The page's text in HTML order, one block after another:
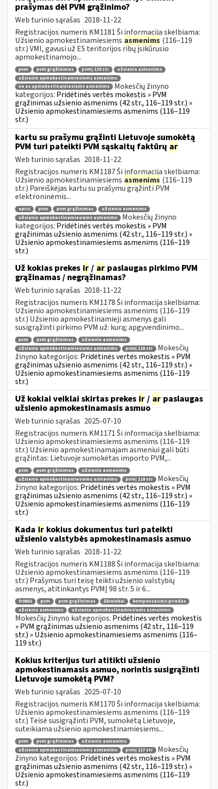
prašymas dėl PVM grąžinimo?
Web turinio sąrašas 2018-11-22
Registracijos numeris KM1181 Ši informacija skelbiama:
Užsienio apmokestinamiesiems asmenims (116–119
str.) VMI, gavusi už ES teritorijos ribų įsikūrusio
apmokestinamojo...
pvm pvm grąžinimas pvmį 119 str
užsienio asmenims
užsienio apmokestinamiesiems asmenims
ne es apmokestinamiesiems asmenims
Mokesčių žinyno
kategorijos: Pridėtinės vertės mokestis » PVM
grąžinimas užsienio asmenims (42 str., 116–119 str.) »
Užsienio apmokestinamiesiems asmenims (116–119
str.)
kartu su prašymu grąžinti Lietuvoje sumokėtą
PVM turi pateikti PVM sąskaitų faktūrų ar
Web turinio sąrašas 2018-11-22
Registracijos numeris KM1187 Ši informacija skelbiama:
Užsienio apmokestinamiesiems asmenims (116–119
str.) Pareiškėjas kartu su prašymu grąžinti PVM
elektroninėmis...
epris pvm pvm grąžinimas
užsienio asmenims
užsienio apmokestinamiesiems asmenims
Mokesčių žinyno
kategorijos: Pridėtinės vertės mokestis » PVM
grąžinimas užsienio asmenims (42 str., 116–119 str.) »
Užsienio apmokestinamiesiems asmenims (116–119
str.)
Už kokias prekes ir / ar paslaugas pirkimo PVM
grąžinamas / negrąžinamas?
Web turinio sąrašas 2018-11-22
Registracijos numeris KM1178 Ši informacija skelbiama:
Užsienio apmokestinamiesiems asmenims (116–119
str.) Užsienio apmokestinamieji asmenys gali
susigrąžinti pirkimo PVM už: kurą; apgyvendinimo...
pvm pvm grąžinimas
užsienio asmenims
užsienio apmokestinamiesiems asmenims
pvmį 118 str
Mokesčių
žinyno kategorijos: Pridėtinės vertės mokestis » PVM
grąžinimas užsienio asmenims (42 str., 116–119 str.) »
Užsienio apmokestinamiesiems asmenims (116–119
str.)
Už kokiai veiklai skirtas prekes ir / ar paslaugas
užsienio apmokestinamasis asmuo
Web turinio sąrašas 2025-07-10
Registracijos numeris KM1171 Ši informacija skelbiama:
Užsienio apmokestinamiesiems asmenims (116–119
str.) Užsienio apmokestinamajam asmeniui gali būti
grąžintas: Lietuvoje sumokėtas importo PVM,...
pvm pvm grąžinimas
užsienio asmenims
užsienio apmokestinamiesiems asmenims
pvmį 118 str
Mokesčių
žinyno kategorijos: Pridėtinės vertės mokestis » PVM
grąžinimas užsienio asmenims (42 str., 116–119 str.) »
Užsienio apmokestinamiesiems asmenims (116–119
str.)
Kada ir kokius dokumentus turi pateikti
užsienio valstybės apmokestinamasis asmuo
Web turinio sąrašas 2018-11-22
Registracijos numeris KM1188 Ši informacija skelbiama:
Užsienio apmokestinamiesiems asmenims (116–119
str.) Prašymus turi teisę teikti užsienio valstybių
asmenys, atitinkantys PVMĮ 98 str. 5 ir 6...
fr0601 pvm pvm grąžinimas ūkininkai
kompensacinis priedas
užsienio asmenims
užsienio apmokestinamiesiems asmenims
Mokesčių žinyno kategorijos: Pridėtinės vertės mokestis
» PVM grąžinimas užsienio asmenims (42 str., 116–119
str.) » Užsienio apmokestinamiesiems asmenims (116–
119 str.)
Kokius kriterijus turi atitikti užsienio
apmokestinamasis asmuo, norintis susigrąžinti
Lietuvoje sumokėtą PVM?
Web turinio sąrašas 2025-07-10
Registracijos numeris KM1170 Ši informacija skelbiama:
Užsienio apmokestinamiesiems asmenims (116–119
str.) Teisė susigrąžinti PVM, sumokėtą Lietuvoje,
suteikiama užsienio apmokestinamiesiems...
pvm pvm grąžinimas
užsienio asmenims
užsienio apmokestinamiesiems asmenims
pvmį 117 str
Mokesčių
žinyno kategorijos: Pridėtinės vertės mokestis » PVM
grąžinimas užsienio asmenims (42 str., 116–119 str.) »
Užsienio apmokestinamiesiems asmenims (116–119
str.)